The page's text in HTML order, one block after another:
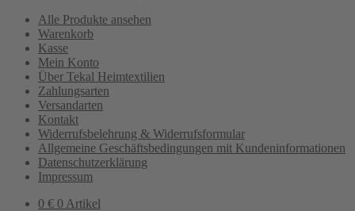
Alle Produkte ansehen
Warenkorb
Kasse
Mein Konto
Über Tekal Heimtextilien
Zahlungsarten
Versandarten
Kontakt
Widerrufsbelehrung & Widerrufsformular
Allgemeine Geschäftsbedingungen mit Kundeninformationen
Datenschutzerklärung
Impressum
0 € 0 Artikel